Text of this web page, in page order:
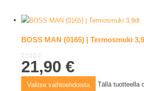
BOSS MAN (0165) | Termosmuki
0out of 5
21,90€
Valitse vaihtoehdoista Tällä tuotteella